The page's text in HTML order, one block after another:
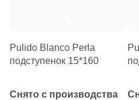
Pulido Blanco Perla
подступенок 15*160
Снято с производства